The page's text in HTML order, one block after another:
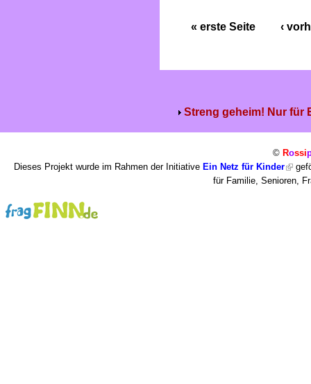
« erste Seite ‹
Streng geheim! Nur für
© Rossi
Dieses Projekt wurde im Rahmen der Initiative Ein Netz für Kinder
für Familie, Senioren,